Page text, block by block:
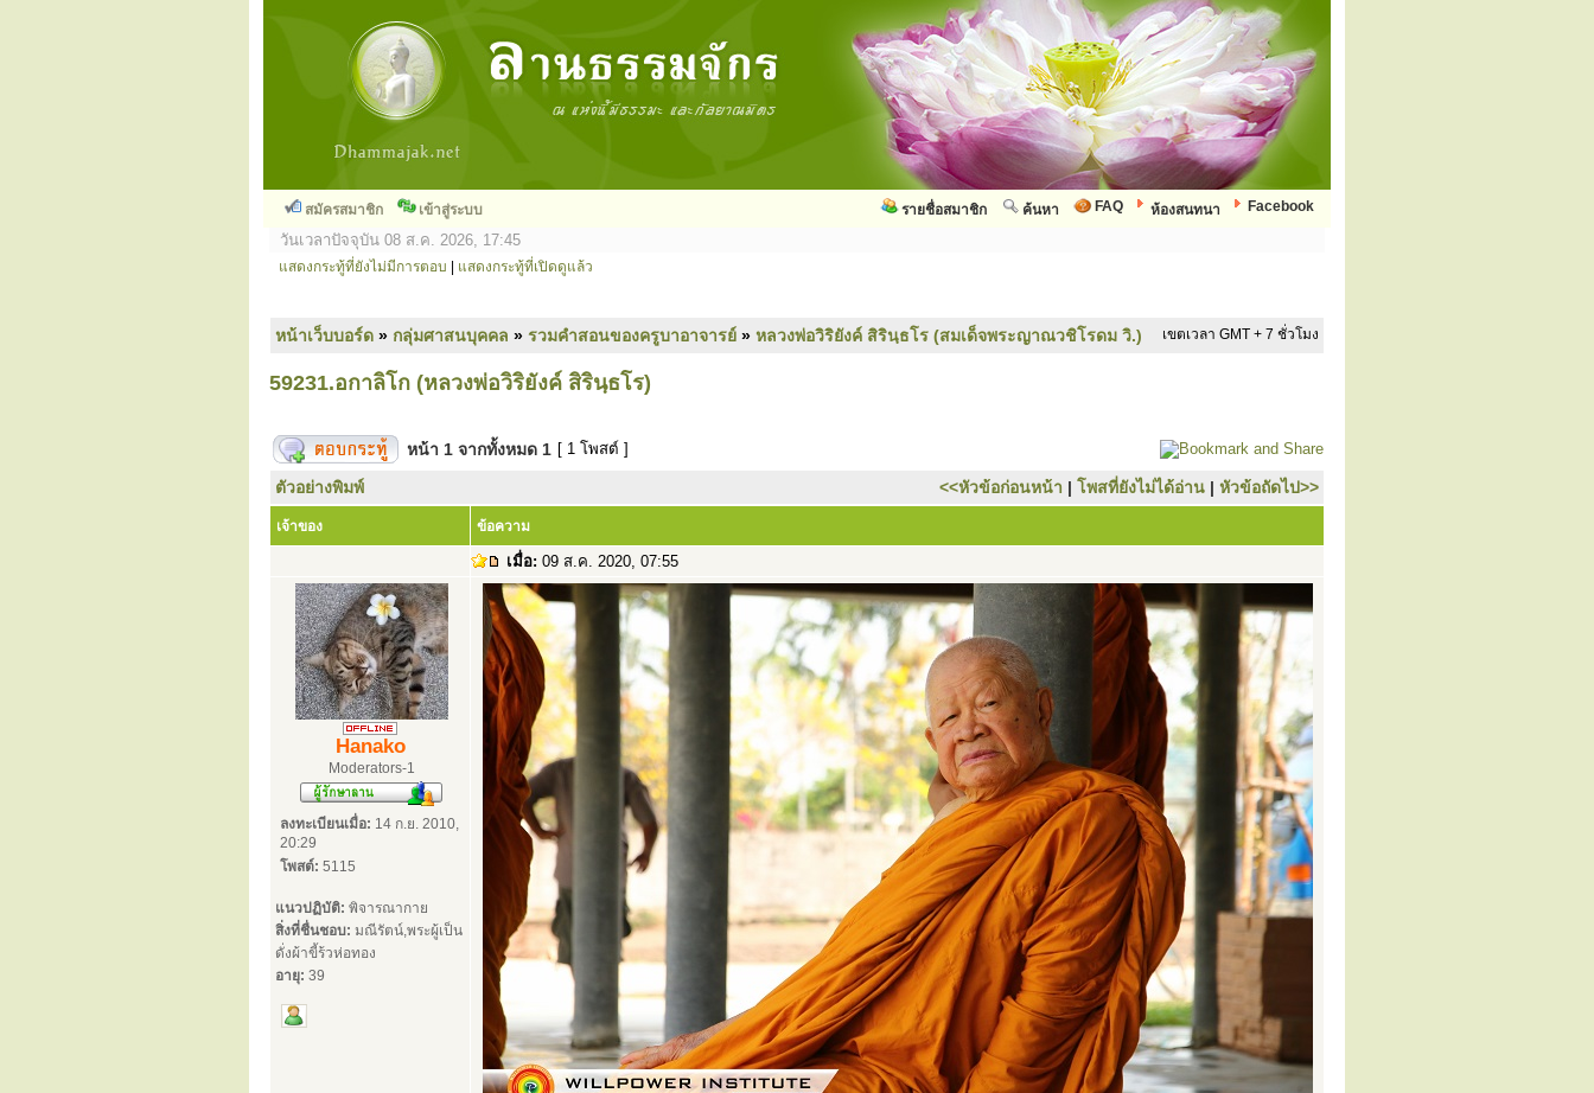
สมัครสมาชิก เข้าสู่ระบบ Facebook
ห้องสนทนา
FAQ
ค้นหา
รายชื่อสมาชิก
วันเวลาปัจจุบัน 08 ส.ค. 2026, 17:45
แสดงกระทู้ที่ยังไม่มีการตอบ แสดงกระทู้ที่เปิดดูแล้ว
หน้าเว็บบอร์ด » กลุ่มศาสนบุคคล » รวมคำสอนของครูบาอาจารย์ » หลวงพ่อวิริยังค์ สิรินฺธโร (สมเด็จพระญาณวชิโรดม วิ.) เขตเวลา GMT + 7 ชั่วโมง
59231.อกาลิโก (หลวงพ่อวิริยังค์ สิรินฺธโร)
หน้า 1 จากทั้งหมด 1 [ 1 โพสต์ ]
ตัวอย่างพิมพ์ <<หัวข้อก่อนหน้า | โพสที่ยังไม่ได้อ่าน | หัวข้อถัดไป>>
เจ้าของ ข้อความ
เมื่อ: 09 ส.ค. 2020, 07:55
Hanako
Moderators-1
ลงทะเบียนเมื่อ: 14 ก.ย. 2010,
20:29
โพสต์: 5115
แนวปฏิบัติ: พิจารณากาย
สิ่งที่ชื่นชอบ: มณีรัตน์,พระผู้เป็น
ดั่งผ้าขี้ร้วห่อทอง
อายุ: 39